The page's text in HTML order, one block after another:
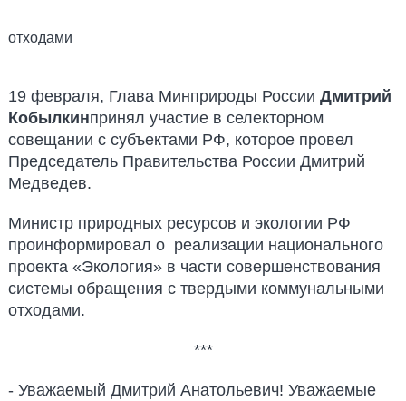
отходами
19 февраля, Глава Минприроды РоссииДмитрий
Кобылкинпринял участие в селекторном
совещании с субъектами РФ, которое провел
Председатель Правительства России Дмитрий
Медведев.
Министр природных ресурсов и экологии РФ
проинформировал о реализации национального
проекта «Экология» в части совершенствования
системы обращения с твердыми коммунальными
отходами.
***
- Уважаемый Дмитрий Анатольевич! Уважаемые